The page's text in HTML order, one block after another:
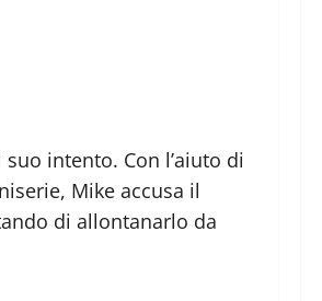
intento. Con l’aiuto di
Mike accusa il
di allontanarlo da